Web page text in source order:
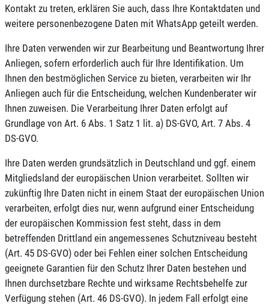
Kontakt zu treten, erklären Sie auch, dass Ihre Kontaktdaten und
weitere personenbezogene Daten mit WhatsApp geteilt werden.
Ihre Daten verwenden wir zur Bearbeitung und Beantwortung Ihrer
Anliegen, sofern erforderlich auch für Ihre Identifikation. Um
Ihnen den bestmöglichen Service zu bieten, verarbeiten wir Ihr
Anliegen auch für die Entscheidung, welchen Kundenberater wir
Ihnen zuweisen. Die Verarbeitung Ihrer Daten erfolgt auf
Grundlage von Art. 6 Abs. 1 Satz 1 lit. a) DS-GVO, Art. 7 Abs. 4
DS-GVO.
Ihre Daten werden grundsätzlich in Deutschland und ggf. einem
Mitgliedsland der europäischen Union verarbeitet. Sollten wir
zukünftig Ihre Daten nicht in einem Staat der europäischen Union
verarbeiten, erfolgt dies nur, wenn aufgrund einer Entscheidung
der europäischen Kommission fest steht, dass in dem
betreffenden Drittland ein angemessenes Schutzniveau besteht
(Art. 45 DS-GVO) oder bei Fehlen einer solchen Entscheidung
geeignete Garantien für den Schutz Ihrer Daten bestehen und
Ihnen durchsetzbare Rechte und wirksame Rechtsbehelfe zur
Verfügung stehen (Art. 46 DS-GVO). In jedem Fall erfolgt eine